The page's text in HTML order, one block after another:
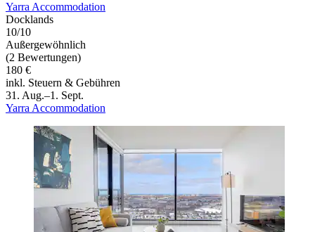
Yarra Accommodation
Docklands
10/10
Außergewöhnlich
(2 Bewertungen)
180 €
inkl. Steuern & Gebühren
31. Aug.–1. Sept.
Yarra Accommodation